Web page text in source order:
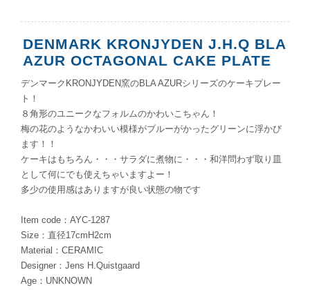
DENMARK KRONJYDEN J.H.Q BLA
AZUR OCTAGONAL CAKE PLATE
デンマークKRONJYDEN窯のBLA AZURシリーズのケーキプレー
ト！
８角形のユニークなフォルムのかわいこちゃん！
梅の花のようなかわいい模様がブルーがかったグリーンに浮かび
ます！！
ケーキはもちろん・・・サラダに煮物に・・・和洋問わず取り皿
として何にでも使えちゃいますよー！
多少の使用感はありますが良い状態の物です
Item code：AYC-1287
Size：直径17cmH2cm
Material：CERAMIC
Designer：Jens H.Quistgaard
Age：UNKNOWN